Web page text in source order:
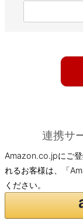
必
連携サ
Amazon.co.jpにご
れるお客様は、「
ください。